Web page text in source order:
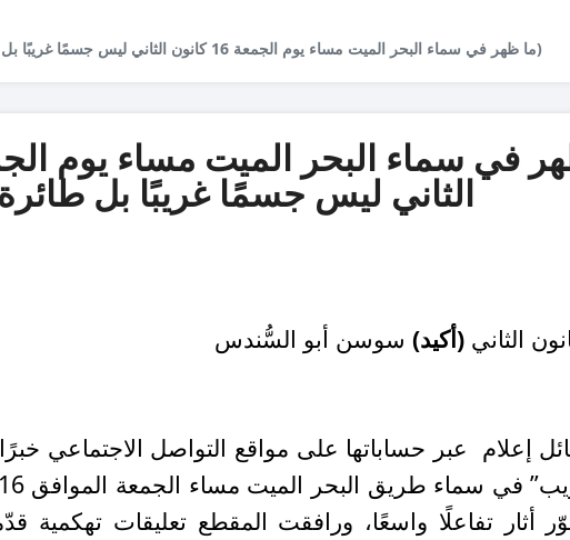
ما ظهر في سماء البحر الميت مساء يوم الجمعة 16 كانون الثاني ليس جسمًا غريبًا بل طائرة نفّاثة (تحقّق)
الثاني ليس جسمًا غريبًا بل
(أكيد) سوسن أبو السُّندس
إعلام عبر حساباتها على مواقع التواصل الاجتماعي
أثار تفاعلًا واسعًا، ورافقت المقطع تعليقات تهكمية